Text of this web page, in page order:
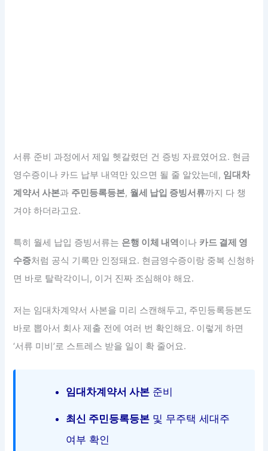
서류 준비 과정에서 제일 헷갈렸던 건 증빙 자료였어요. 현금
영수증이나 카드 납부 내역만 있으면 될 줄 알았는데, 임대차
계약서 사본과 주민등록등본, 월세 납입 증빙서류까지 다 챙
겨야 하더라고요.
특히 월세 납입 증빙서류는 은행 이체 내역 이나 카드 결제 영
수증처럼 공식 기록만 인정돼요. 현금영수증이랑 중복 신청하
면 바로 탈락각이니, 이거 진짜 조심해야 해요.
저는 임대차계약서 사본을 미리 스캔해두고, 주민등록등본도
바로 뽑아서 회사 제출 전에 여러 번 확인해요. 이렇게 하면
‘서류 미비’로 스트레스 받을 일이 확 줄어요.
임대차계약서 사본 준비
최신 주민등록등본 및 무주택 세대주
여부 확인